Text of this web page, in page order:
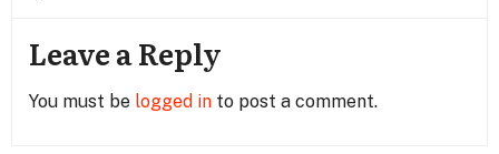
Leave a Reply
You must be logged in to post a comment.